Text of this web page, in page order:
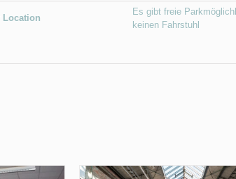
Location
Es gibt freie
keinen Fahrstuhl